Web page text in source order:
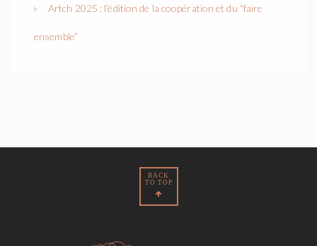
Artch 2025 : l’édition de la coopération et du “faire
ensemble”
BACK
TO TOP